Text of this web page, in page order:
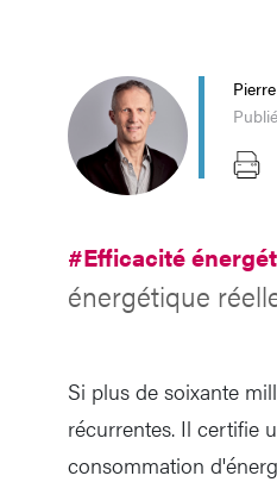
#Efficacité
énergétique
Si plus de soixante
récurrentes. Il certifie
consommation